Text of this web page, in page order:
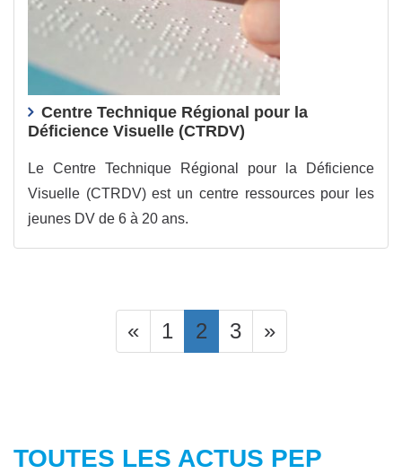
Centre Technique Régional pour la
Déficience Visuelle (CTRDV)
Le Centre Technique Régional pour la Déficience
Visuelle (CTRDV) est un centre ressources pour les
jeunes DV de 6 à 20 ans.
« 1 2 3 »
TOUTES LES ACTUS PEP